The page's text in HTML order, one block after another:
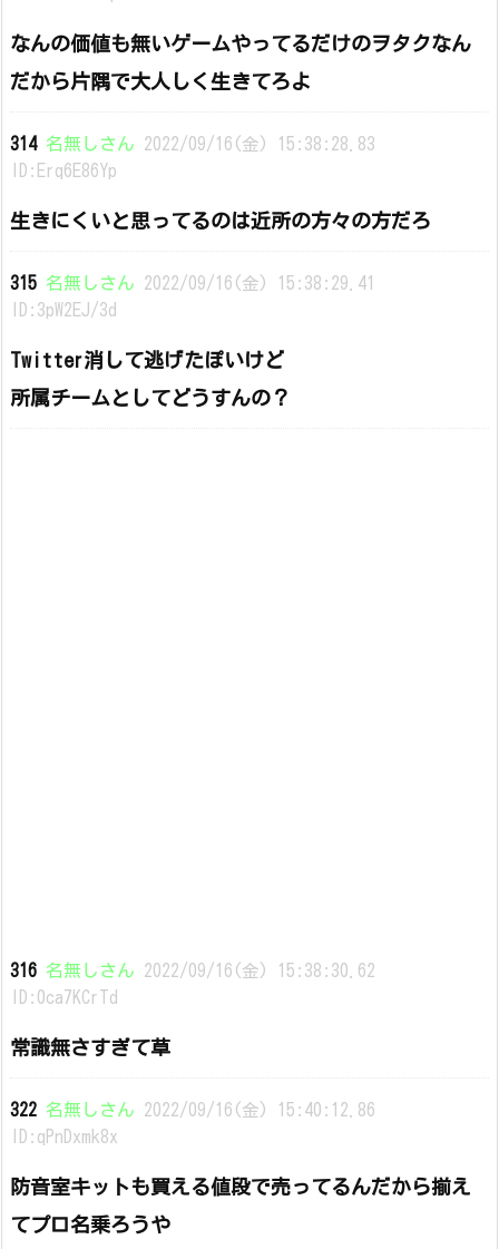
なんの価値も無いゲームやってるだけのヲタクなん
だから片隅で大人しく生きてろよ
314 名無しさん 2022/09/16(金) 15:38:28.83
ID:Erq6E86Yp
生きにくいと思ってるのは近所の方々の方だろ
315 名無しさん 2022/09/16(金) 15:38:29.41
ID:3pW2EJ/3d
Twitter消して逃げたぽいけど
所属チームとしてどうすんの？
316 名無しさん 2022/09/16(金) 15:38:30.62
ID:0ca7KCrTd
常識無さすぎて草
322 名無しさん 2022/09/16(金) 15:40:12.86
ID:qPnDxmk8x
防音室キットも買える値段で売ってるんだから揃え
てプロ名乗ろうや